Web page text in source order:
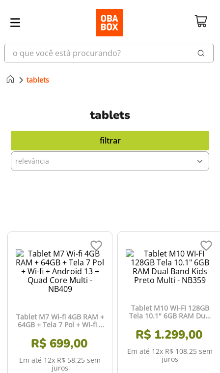
o que você está procurando?
tablets
tablets
relevância
filtrar
Tablet M7 Wi-fi 4GB RAM +
64GB + Tela 7 Pol + Wi-fi +
Multi - NB409
R$ 699,00
Em até 12x R$ 58,25 sem
juros
Tablet M10 WI-FI 128GB
Tela 10.1" 6GB RAM Dual
NB359
R$ 1.299,00
Em até 12x R$ 108,25 sem
juros